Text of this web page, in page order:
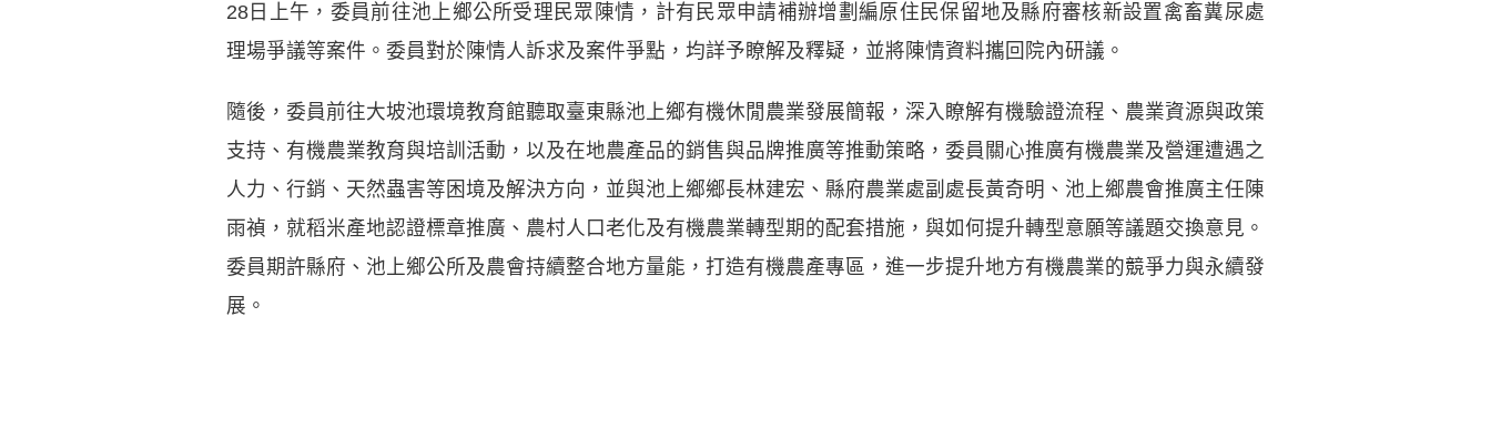
28日上午，委員前往池上鄉公所受理民眾陳情，計有民眾申請補辦增劃編原住民保留地及縣府審核新設置禽畜糞尿處
理場爭議等案件。委員對於陳情人訴求及案件爭點，均詳予瞭解及釋疑，並將陳情資料攜回院內研議。
隨後，委員前往大坡池環境教育館聽取臺東縣池上鄉有機休閒農業發展簡報，深入瞭解有機驗證流程、農業資源與政策
支持、有機農業教育與培訓活動，以及在地農產品的銷售與品牌推廣等推動策略，委員關心推廣有機農業及營運遭遇之
人力、行銷、天然蟲害等困境及解決方向，並與池上鄉鄉長林建宏、縣府農業處副處長黃奇明、池上鄉農會推廣主任陳
雨禎，就稻米產地認證標章推廣、農村人口老化及有機農業轉型期的配套措施，與如何提升轉型意願等議題交換意見。
委員期許縣府、池上鄉公所及農會持續整合地方量能，打造有機農產專區，進一步提升地方有機農業的競爭力與永續發
展。